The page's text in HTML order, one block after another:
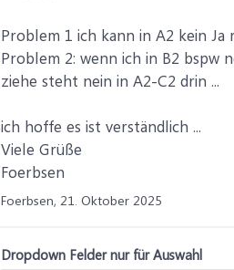
Problem 1 ich kann in A2 kein
Problem 2: wenn ich in B2 bspw
ziehe steht nein in A2-C2 drin ...
ich hoffe es ist verständlich ...
Viele Grüße
Foerbsen
Foerbsen, 21. Oktober 2025
Dropdown Felder nur für Auswahl